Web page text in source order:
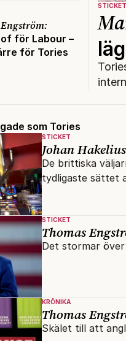
för Labour –
för Tories
STICKET
som Tories
STICKET
Johan
De brittiska
tydligaste sättet
STICKET
Thomas
Det stormar
KRÖNIKA
Thomas
Skälet till att